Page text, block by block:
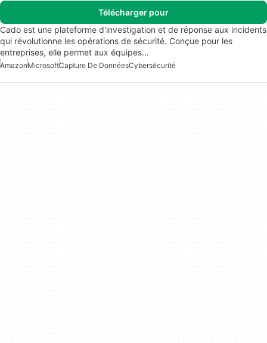
Télécharger pour
Cado est une plateforme d'investigation et de réponse aux incidents
qui révolutionne les opérations de sécurité. Conçue pour les
entreprises, elle permet aux équipes…
AmazonMicrosoftCapture De DonnéesCybersécurité